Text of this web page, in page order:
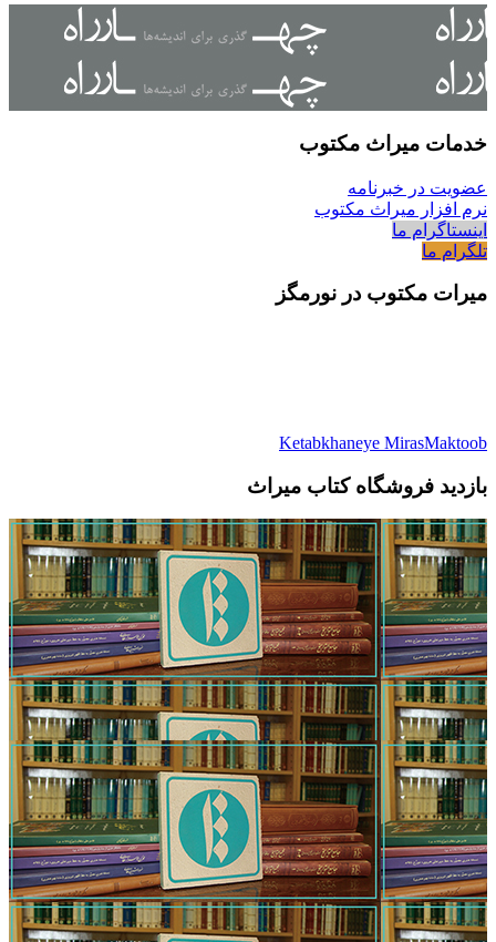
خدمات میراث مکتوب
عضویت در خبرنامه
نرم افزار میراث مکتوب
اینستاگرام ما
تلگرام ما
میرات مکتوب در نورمگز
Ketabkhaneye MirasMaktoob
بازدید فروشگاه کتاب میراث